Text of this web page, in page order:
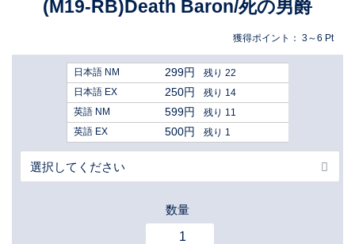
(M19-RB)Death Baron/死の男爵
獲得ポイント： 3～6 Pt
日本語 NM 299円
残り 22
日本語 EX
250円
残り 14
英語 NM
599円
残り 11
英語 EX
500円 残り 1
数量